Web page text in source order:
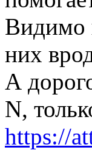
Видимо
них
А
N,
https://